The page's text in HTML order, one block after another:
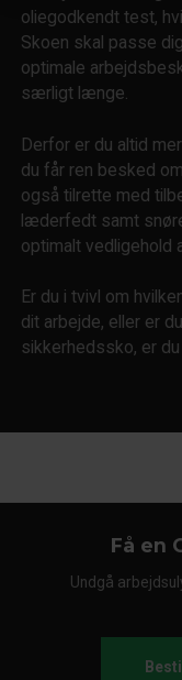
oliegodkendt test,
Skoen skal passe
optimale
særligt længe.
Derfor er du altid
du får ren besked
også tilrette med
læderfedt samt
optimalt vedligehold
Er du i tvivl om
dit arbejde, eller er
sikkerhedssko, er
Få en
Undgå